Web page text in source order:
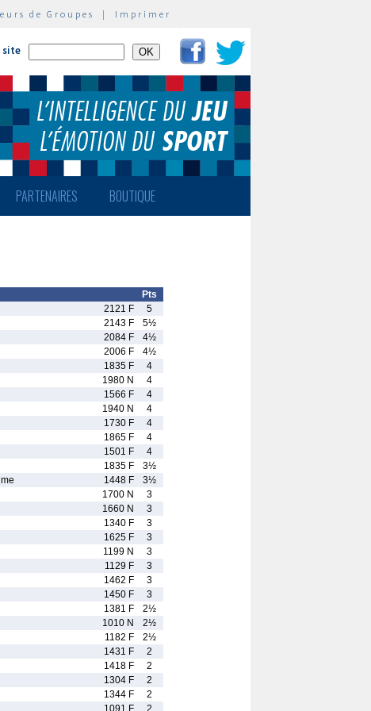
de Groupes | Imprimer
site
PARTENAIRES BOUTIQUE
Pts
2121 F
5
2143 F
5½
2084 F
4½
2006 F
4½
1835 F
4
1980 N
4
1566 F
4
1940 N
4
1730 F
4
1865 F
4
1501 F
4
1835 F
3½
1448 F
3½
1700 N
3
1660 N
3
1340 F
3
1625 F
3
1199 N
3
1129 F
3
1462 F
3
1450 F
3
1381 F
2½
1010 N
2½
1182 F
2½
1431 F
2
1418 F
2
1304 F
2
1344 F
2
1091 F 2